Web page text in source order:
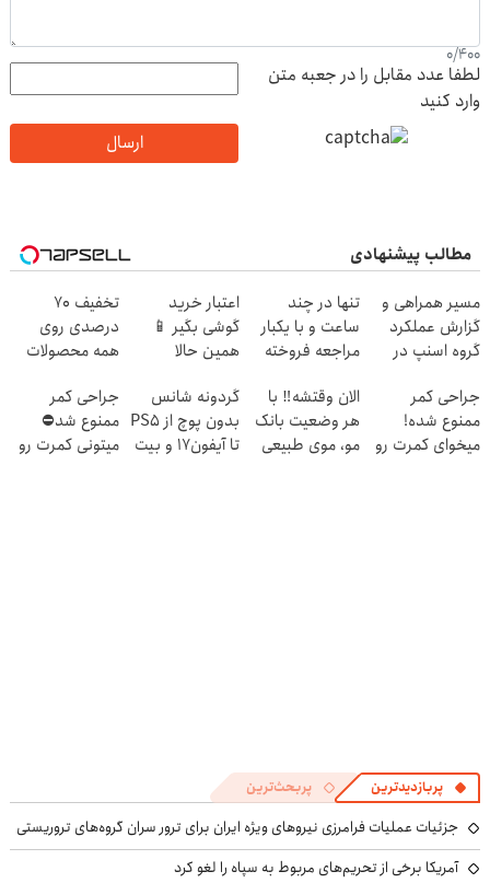
0/400
لطفا عدد مقابل را در جعبه متن
وارد کنید
ارسال
مطالب پیشنهادی
مسیر همراهی و
گزارش عملکرد
گروه اسنپ در
تنها در چند
ساعت و با یکبار
مراجعه فروخته
اعتبار خرید
گوشی بگیر 📱
همین حالا
بده 🎯
تخفیف 70
درصدی روی
همه محصولات
جراحی کمر
ممنوع شده!
میخوای کمرت رو
الان وقتشه‼️ با
هر وضعیت بانک
مو، موی طبیعی
گردونه شانس
بدون پوچ از PS5
تا آیفون17 و بیت
جراحی کمر
ممنوع شد⛔
میتونی کمرت رو
پربازدیدترین پربحث‌ترین
جزئیات عملیات فرامرزی نیروهای ویژه ایران برای ترور سران گروه‌های تروریستی
آمریکا برخی از تحریم‌های مربوط به سپاه را لغو کرد